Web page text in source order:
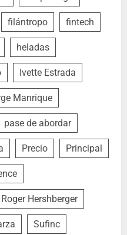
filántropo fintech
heladas
Ivette Estrada
Manrique
pase de abordar
Precio Principal
Roger Hershberger
Sufinc